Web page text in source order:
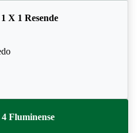
X 1 Resende
Fluminense